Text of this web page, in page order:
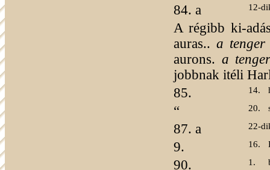
84. a 12-
A régibb ki-
auras..a tenger
aurons. a
jobbnak itéli
85.
14.
“ 20.
87. a 22-
9. 16.
90. 1.